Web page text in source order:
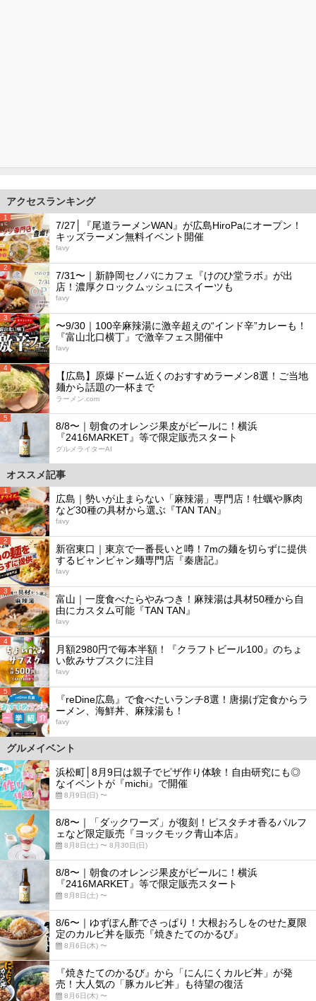
アクセスランキング
1
7/27│『尾道ラーメンWAN』が広島HiroPaにオープン！
キッズラーメン無料イベント開催
favy
2
7/31〜｜新静岡セノバにカフェ『けのひ堂ラボ』が出
店！濃厚クロックムッシュにスイーツも
favy
3
〜9/30｜100辛麻辣湯に激辛超えの“インド辛”カレーも！
『富山北口横丁』で激辛フェス開催中
favy
4
【広島】原爆ドーム近くのおすすめラーメン8選！ご当地
麺から話題の一杯まで
ラーメン.com
5
8/8〜｜朝食のオレンジ果皮がビールに！横浜
『2416MARKET』等で限定販売スタート
グルメライターAI
オススメ記事
1
広島｜勢いが止まらない「麻辣湯」専門店！牡蠣や豚肉
など30種の具材から選ぶ『TAN TAN』
favy
2
新宿東口｜東京で一番長いと噂！7mの麺を切らずに提供
するビャンビャン麺専門店『秦唐記』
favy
3
富山｜一度食べたらやみつき！麻辣湯は具材50種から自
由にカスタム可能『TAN TAN』
favy
4
月額2980円で毎本半額！『クラフトビール100』のちょ
い飲みサブスクに注目
favy
5
『reDine広島』で食べたいランチ8選！唐揚げ定食からラ
ーメン、海鮮丼、麻辣湯も！
favy
グルメイベント
浜松町│8月9日は親子でピザ作り体験！自由研究にも◎
なイベントが『michi』で開催
8月9日(日) 〜
8/8〜｜「ダックワーズ」が復刻！ピスタチオ香るパルフ
ェなど限定販売『ヨックモック青山本店』
8月8日(土) 〜 8月30日(日)
8/8〜｜朝食のオレンジ果皮がビールに！横浜
『2416MARKET』等で限定販売スタート
8月8日(土) 〜
8/6〜｜ゆずぽん酢でさっぱり！大根おろしをのせた夏限
定のカルビ丼を販売『焼きたてのかるび』
8月6日(木) 〜
『焼きたてのかるび』から「にんにくカルビ丼」が発
売！大人気の「豚カルビ丼」も待望の復活
8月6日(木) 〜